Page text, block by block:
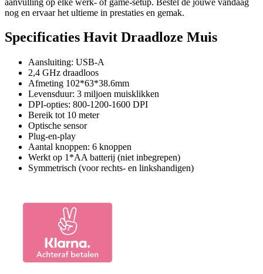
nog en ervaar het ultieme in prestaties en gemak.
Specificaties Havit Draadloze Muis
Aansluiting: USB-A
2,4 GHz draadloos
Afmeting 102*63*38.6mm
Levensduur: 3 miljoen muisklikken
DPI-opties: 800-1200-1600 DPI
Bereik tot 10 meter
Optische sensor
Plug-en-play
Aantal knoppen: 6 knoppen
Werkt op 1*AA batterij (niet inbegrepen)
Symmetrisch (voor rechts- en linkshandigen)